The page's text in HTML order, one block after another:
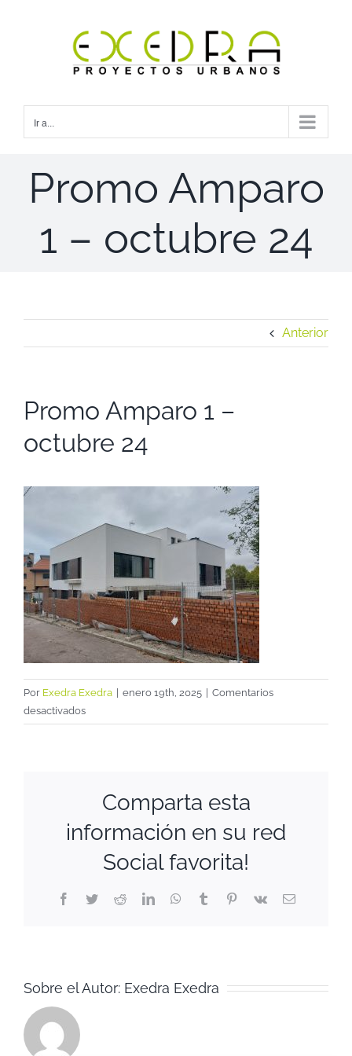
Ir a...
Promo Amparo
1 – octubre 24
Anterior
Promo Amparo 1 –
octubre 24
Por Exedra Exedra enero 19th, 2025
Comentarios
desactivadosen
Promo
octubre
Comparta esta
información en su red
Social favorita!
Facebook
TwitterRedditLinkedInWhatsApp
TumblrPinterest
Vk
Correo
Sobre el Autor: Exedra Exedra